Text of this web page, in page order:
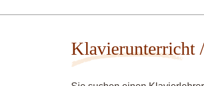
Klavierunterricht